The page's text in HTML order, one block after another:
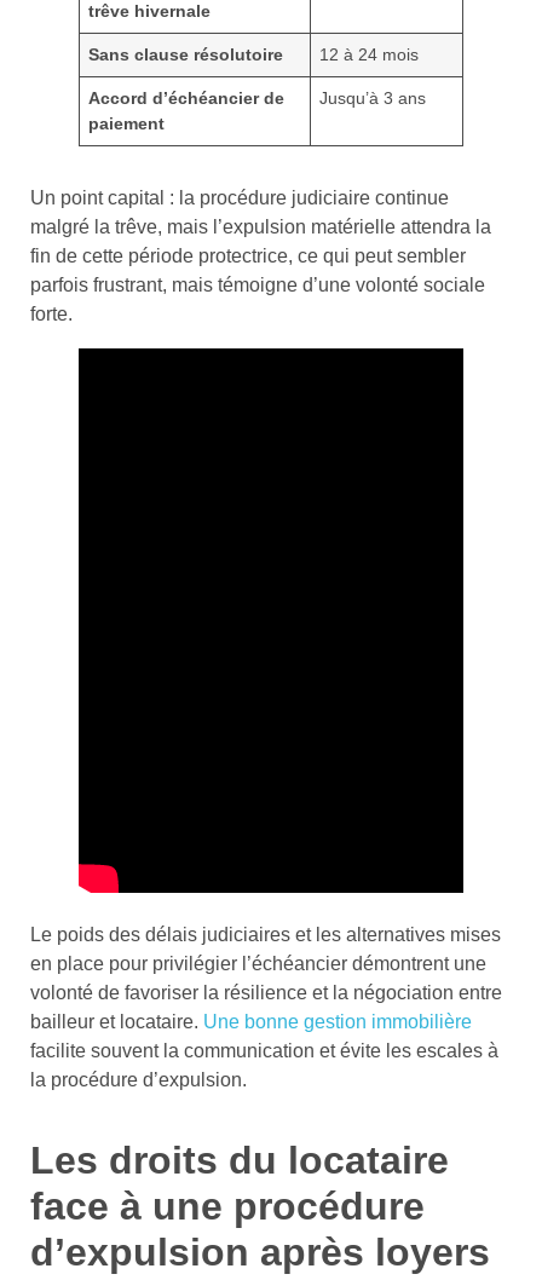
trêve hivernale
Sans clause résolutoire 12 à 24 mois
Accord d’échéancier de
paiement
Jusqu’à 3 ans
Un point capital : la procédure judiciaire continue
malgré la trêve, mais l’expulsion matérielle attendra la
fin de cette période protectrice, ce qui peut sembler
parfois frustrant, mais témoigne d’une volonté sociale
forte.
Le poids des délais judiciaires et les alternatives mises
en place pour privilégier l’échéancier démontrent une
volonté de favoriser la résilience et la négociation entre
bailleur et locataire. Une bonne gestion immobilière
facilite souvent la communication et évite les escales à
la procédure d’expulsion.
Les droits du locataire
face à une procédure
d’expulsion après loyers